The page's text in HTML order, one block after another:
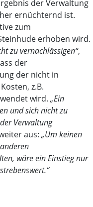
der Verwaltung
ernüchternd ist.
zum
erhoben wird.
zu vernachlässigen“,
der
der nicht in
z.B.
wird. „Ein
und sich nicht zu
Verwaltung
aus: „Um keinen
wäre ein Einstieg nur